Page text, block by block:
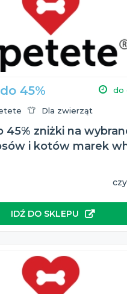
45% do
Dla zwierząt
45% zniżki na
i kotów marek
IDŹ DO SKLEPU